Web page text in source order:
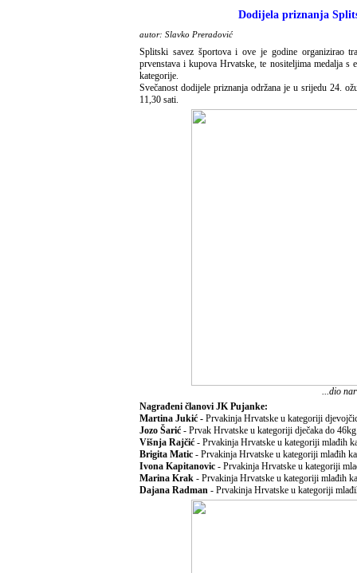
Dodijela priznanja
autor: Slavko Preradović
Splitski savez športova i ove je godine organizirao
prvenstava i kupova Hrvatske, te nositeljima medalja
kategorije.
Svečanost dodijele priznanja održana je u srijedu 24.
11,30 sati.
...dio
Nagrađeni članovi JK Pujanke:
Martina Jukić - Prvakinja Hrvatske u kategoriji
Jozo Šarić - Prvak Hrvatske u kategoriji dječaka do
Višnja Rajčić - Prvakinja Hrvatske u kategoriji mlađih
Brigita Matic - Prvakinja Hrvatske u kategoriji mlađih
Ivona Kapitanovic - Prvakinja Hrvatske u kategoriji
Marina Krak - Prvakinja Hrvatske u kategoriji mlađih
Dajana Radman - Prvakinja Hrvatske u kategoriji